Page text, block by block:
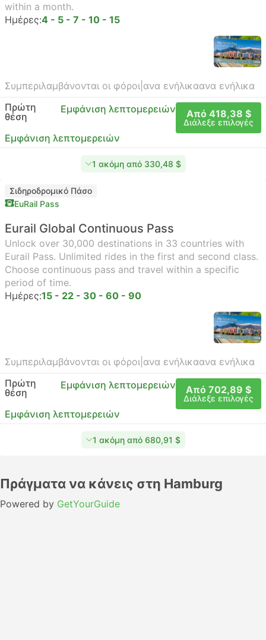
within a month.
Ημέρες:4 - 5 - 7 - 10 - 15
Συμπεριλαμβάνονται οι φόροι ανα ενήλικαανα ενήλικα
Πρώτη
θέση
Εμφάνιση λεπτομερειών Από 418,38 $
Διάλεξε επιλογές
Εμφάνιση λεπτομερειών
1 ακόμη από 330,48 $
Σιδηροδρομικό Πάσο
EuRail Pass
Eurail Global Continuous Pass
Unlock over 30,000 destinations in 33 countries with
Eurail Pass. Unlimited rides in the first and second class.
Choose continuous pass and travel within a specific
period of time.
Ημέρες:15 - 22 - 30 - 60 - 90
Συμπεριλαμβάνονται οι φόροι ανα ενήλικαανα ενήλικα
Πρώτη
θέση
Εμφάνιση λεπτομερειών Από 702,89 $
Διάλεξε επιλογές
Εμφάνιση λεπτομερειών
1 ακόμη από 680,91 $
Πράγματα να κάνεις στη Hamburg
Powered by GetYourGuide